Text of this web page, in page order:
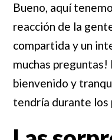
Bueno, aquí
reacción de la
compartida y un
muchas
bienvenido y
tendría durante los